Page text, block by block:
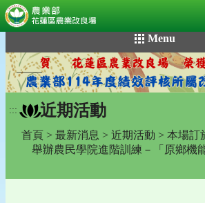
到
主
要
內
容
Menu
::: 近期活動
首頁 > 最新消息 > 近期活動 > 本場訂
舉辦農民學院進階訓練－「原鄉機